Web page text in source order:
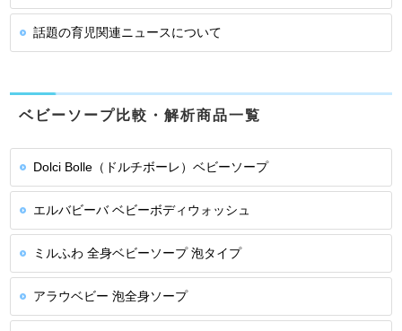
話題の育児関連ニュースについて
ベビーソープ比較・解析商品一覧
Dolci Bolle（ドルチボーレ）ベビーソープ
エルバビーバ ベビーボディウォッシュ
ミルふわ 全身ベビーソープ 泡タイプ
アラウベビー 泡全身ソープ